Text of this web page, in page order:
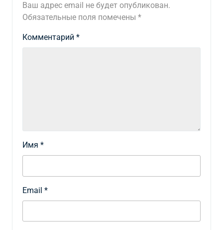
Ваш адрес email не будет опубликован.
Обязательные поля помечены *
Комментарий *
Имя *
Email *